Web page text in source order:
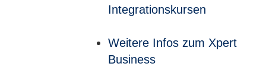
Integrationskursen
Weitere Infos zum Xpert
Business